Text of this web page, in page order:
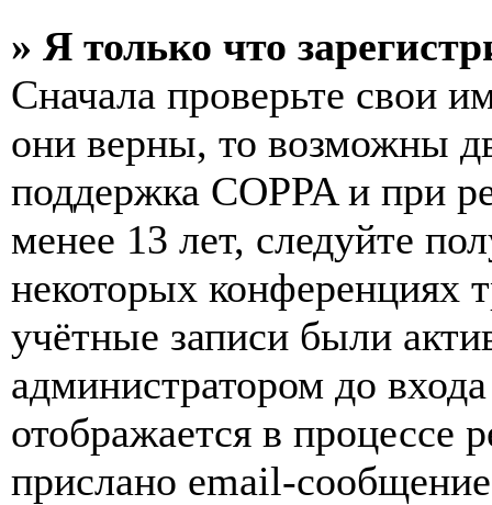
» Я только что
Сначала проверьте свои
они верны, то возможны
поддержка COPPA и при
менее 13 лет, следуйте
некоторых конференциях
учётные записи были
администратором до
отображается в процессе
прислано email-